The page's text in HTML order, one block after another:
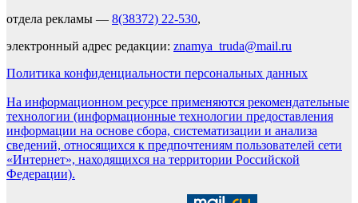
отдела рекламы — 8(38372) 22-530,
электронный адрес редакции: znamya_truda@mail.ru
Политика конфиденциальности персональных данных
На информационном ресурсе применяются рекомендательные
технологии (информационные технологии предоставления
информации на основе сбора, систематизации и анализа
сведений, относящихся к предпочтениям пользователей сети
«Интернет», находящихся на территории Российской
Федерации).